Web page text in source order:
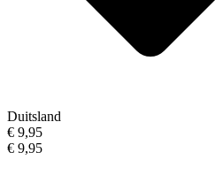
Duitsland
€ 9,95
€ 9,95